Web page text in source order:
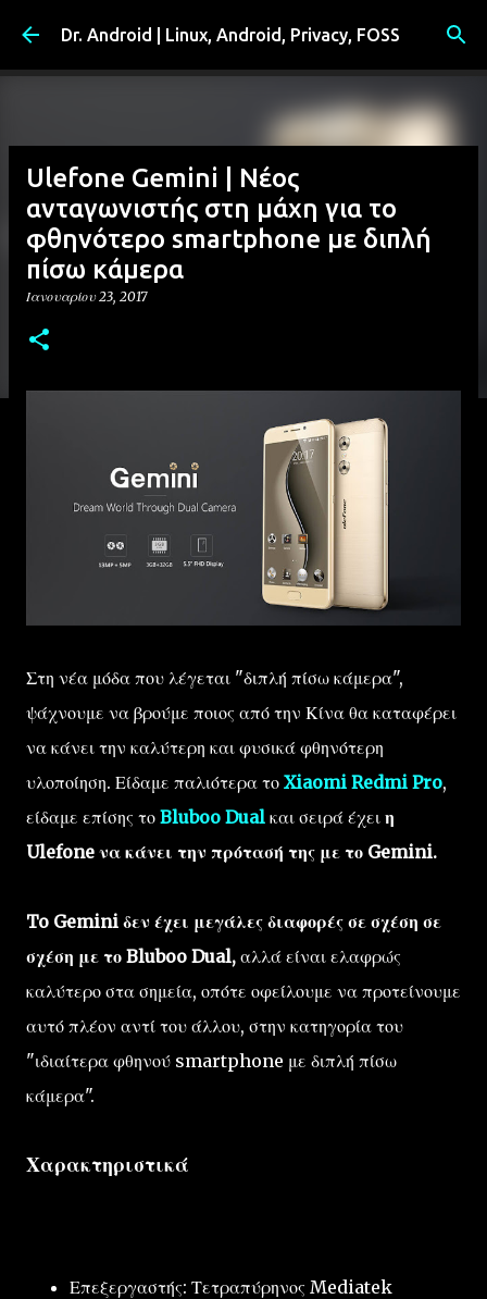
Μετάβαση στο κύριο περιεχόμενο
Dr. Android | Linux, Android, Privacy, FOSS
Ulefone Gemini | Νέος
ανταγωνιστής στη μάχη για το
φθηνότερο smartphone με διπλή
πίσω κάμερα
Ιανουαρίου 23, 2017
Στη νέα μόδα που λέγεται "διπλή πίσω κάμερα",
ψάχνουμε να βρούμε ποιος από την Κίνα θα καταφέρει
να κάνει την καλύτερη και φυσικά φθηνότερη
υλοποίηση. Είδαμε παλιότερα το Xiaomi Redmi Pro,
είδαμε επίσης το Bluboo Dual και σειρά έχει η
Ulefone να κάνει την πρότασή της με το Gemini.
To Gemini δεν έχει μεγάλες διαφορές σε σχέση σε
σχέση με το Bluboo Dual, αλλά είναι ελαφρώς
καλύτερο στα σημεία, οπότε οφείλουμε να προτείνουμε
αυτό πλέον αντί του άλλου, στην κατηγορία του
"ιδιαίτερα φθηνού smartphone με διπλή πίσω
κάμερα".
Χαρακτηριστικά
Επεξεργαστής: Τετραπύρηνος Mediatek